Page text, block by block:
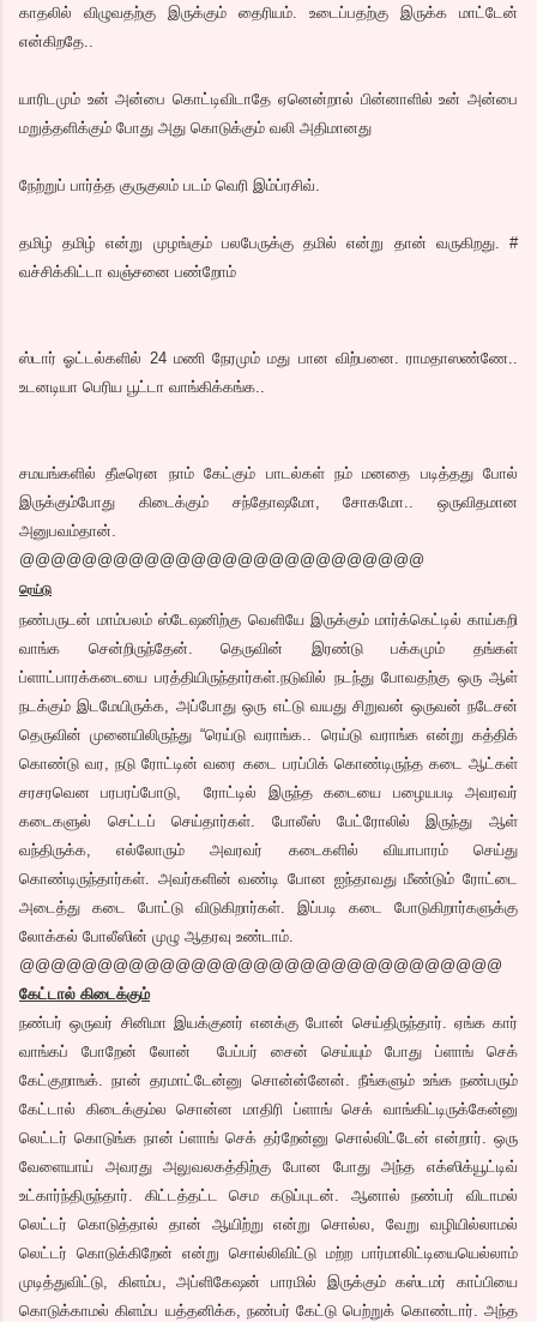
காதலில் விழுவதற்கு இருக்கும் தைரியம். உடைப்பதற்கு இருக்க மாட்டேன்
என்கிறதே..
யாரிடமும் உன் அன்பை கொட்டிவிடாதே ஏனென்றால் பின்னாளில் உன் அன்பை
மறுத்தளிக்கும் போது அது கொடுக்கும் வலி அதிமானது
நேற்றுப் பார்த்த குருகுலம் படம் வெரி இம்ப்ரசிவ்.
தமிழ் தமிழ் என்று முழங்கும் பலபேருக்கு தமில் என்று தான் வருகிறது. #
வச்சிக்கிட்டா வஞ்சனை பண்றோம்
ஸ்டார் ஓட்டல்களில் 24 மணி நேரமும் மது பான விற்பனை. ராமதாஸண்ணே..
உடனடியா பெரிய பூட்டா வாங்கிக்கங்க..
சமயங்களில் தீடீரென நாம் கேட்கும் பாடல்கள் நம் மனதை படித்தது போல்
இருக்கும்போது கிடைக்கும் சந்தோஷமோ, சோகமோ.. ஒருவிதமான
அனுபவம்தான்.
@@@@@@@@@@@@@@@@@@@@@@@@@@
ரெய்டு
நண்பருடன் மாம்பலம் ஸ்டேஷனிற்கு வெளியே இருக்கும் மார்க்கெட்டில் காய்கறி
வாங்க சென்றிருந்தேன். தெருவின் இரண்டு பக்கமும் தங்கள்
ப்ளாட்பாரக்கடையை பரத்தியிருந்தார்கள்.நடுவில் நடந்து போவதற்கு ஒரு ஆள்
நடக்கும் இடமேயிருக்க, அப்போது ஒரு எட்டு வயது சிறுவன் ஒருவன் நடேசன்
தெருவின் முனையிலிருந்து “ரெய்டு வராங்க.. ரெய்டு வராங்க என்று கத்திக்
கொண்டு வர, நடு ரோட்டின் வரை கடை பரப்பிக் கொண்டிருந்த கடை ஆட்கள்
சரசரவென பரபரப்போடு, ரோட்டில் இருந்த கடையை பழையபடி அவரவர்
கடைகளுல் செட்டப் செய்தார்கள். போலீஸ் பேட்ரோலில் இருந்து ஆள்
வந்திருக்க, எல்லோரும் அவரவர் கடைகளில் வியாபாரம் செய்து
கொண்டிருந்தார்கள். அவர்களின் வண்டி போன ஐந்தாவது மீண்டும் ரோட்டை
அடைத்து கடை போட்டு விடுகிறார்கள். இப்படி கடை போடுகிறார்களுக்கு
லோக்கல் போலீஸின் முழு ஆதரவு உண்டாம்.
@@@@@@@@@@@@@@@@@@@@@@@@@@@@@@@
கேட்டால் கிடைக்கும்
நண்பர் ஒருவர் சினிமா இயக்குனர் எனக்கு போன் செய்திருந்தார். ஏங்க கார்
வாங்கப் போறேன் லோன் பேப்பர் சைன் செய்யும் போது ப்ளாங் செக்
கேட்குறாஙக். நான் தரமாட்டேன்னு சொன்ன்னேன். நீங்களும் உங்க நண்பரும்
கேட்டால் கிடைக்கும்ல சொன்ன மாதிரி ப்ளாங் செக் வாங்கிட்டிருக்கேன்னு
லெட்டர் கொடுங்க நான் ப்ளாங் செக் தர்றேன்னு சொல்லிட்டேன் என்றார். ஒரு
வேளையாய் அவரது அலுவலகத்திற்கு போன போது அந்த எக்ஸிக்யூட்டிவ்
உட்கார்ந்திருந்தார். கிட்டத்தட்ட செம கடுப்புடன். ஆனால் நண்பர் விடாமல்
லெட்டர் கொடுத்தால் தான் ஆயிற்று என்று சொல்ல, வேறு வழியில்லாமல்
லெட்டர் கொடுக்கிறேன் என்று சொல்லிவிட்டு மற்ற பார்மாலிட்டியையெல்லாம்
முடித்துவிட்டு, கிளம்ப, அப்ளிகேஷன் பாரமில் இருக்கும் கஸ்டமர் காப்பியை
கொடுக்காமல் கிளம்ப யத்தனிக்க, நண்பர் கேட்டு பெற்றுக் கொண்டார். அந்த